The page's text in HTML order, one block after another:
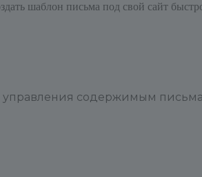
шаблон письма под свой сайт
управления содержимым